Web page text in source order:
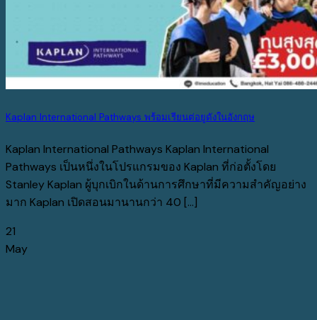
Kaplan International Pathways พร้อมเรียนต่อยูดังในอังกฤษ
Kaplan International Pathways Kaplan International
Pathways เป็นหนึ่งในโปรแกรมของ Kaplan ที่ก่อตั้งโดย
Stanley Kaplan ผู้บุกเบิกในด้านการศึกษาที่มีความสำคัญอย่าง
มาก Kaplan เปิดสอนมานานกว่า 40 [...]
21
May